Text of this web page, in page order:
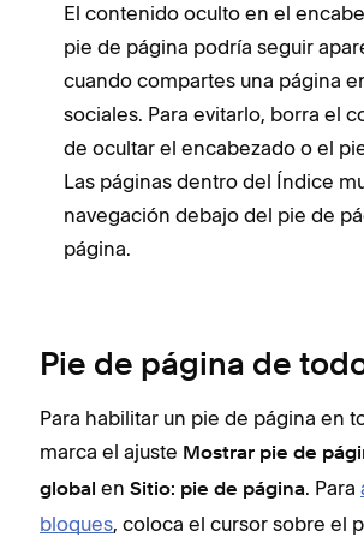
El contenido oculto en el
pie de página podría seguir
cuando compartes una página
sociales. Para evitarlo, borra el
de ocultar el encabezado o el
Las páginas dentro del Índice
navegación debajo del pie de
página.
Pie de página de
Para habilitar un pie de página en
marca el ajuste Mostrar pie de
global en Sitio: pie de página. Para
bloques, coloca el cursor sobre el